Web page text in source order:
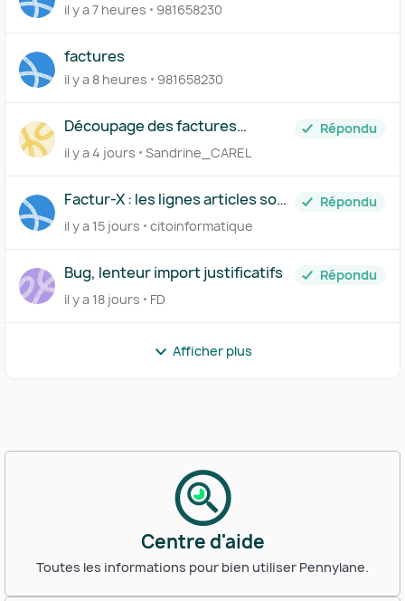
il y a 7 heures 981658230
factures
il y a 8 heures 981658230
Découpage des factures
importées
Répondu
il y a 4 jours
Sandrine_CAREL
Factur-X : les lignes articles sont
regroupées dans invoice_lines,
comment les séparer ?
Répondu
il y a 15 jours
citoinformatique
Bug, lenteur import justificatifs
Répondu
il y a 18 jours
FD
Afficher plus
Centre d'aide
Toutes les informations pour bien utiliser Pennylane.